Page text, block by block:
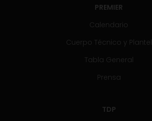
PREMIER
Calendario
Cuerpo Técnico y Plantel
Tabla General
Prensa
TDP